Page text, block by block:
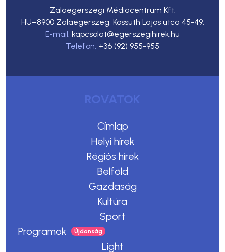
Zalaegerszegi Médiacentrum Kft.
HU–8900 Zalaegerszeg, Kossuth Lajos utca 45-49.
E-mail: kapcsolat@egerszegihirek.hu
Telefon: +36 (92) 955-955
ROVATOK
Címlap
Helyi hírek
Régiós hírek
Belföld
Gazdaság
Kultúra
Sport
Programok
Light